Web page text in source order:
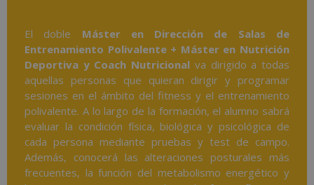
El doble Máster en Dirección de Salas de
Entrenamiento Polivalente + Máster en Nutrición
Deportiva y Coach Nutricional va dirigido a todas
aquellas personas que quieran dirigir y programar
sesiones en el ámbito del fitness y el entrenamiento
polivalente. A lo largo de la formación, el alumno sabrá
evaluar la condición física, biológica y psicológica de
cada persona mediante pruebas y test de campo.
Además, conocerá las alteraciones posturales más
frecuentes, la función del metabolismo energético y